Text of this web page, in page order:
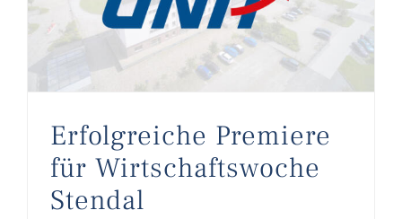
Erfolgreiche Premiere
für Wirtschaftswoche
Stendal